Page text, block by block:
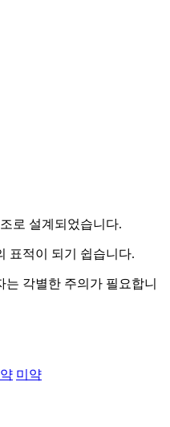
로 설계되었습니다.
표적이 되기 쉽습니다.
각별한 주의가 필요합니
미약